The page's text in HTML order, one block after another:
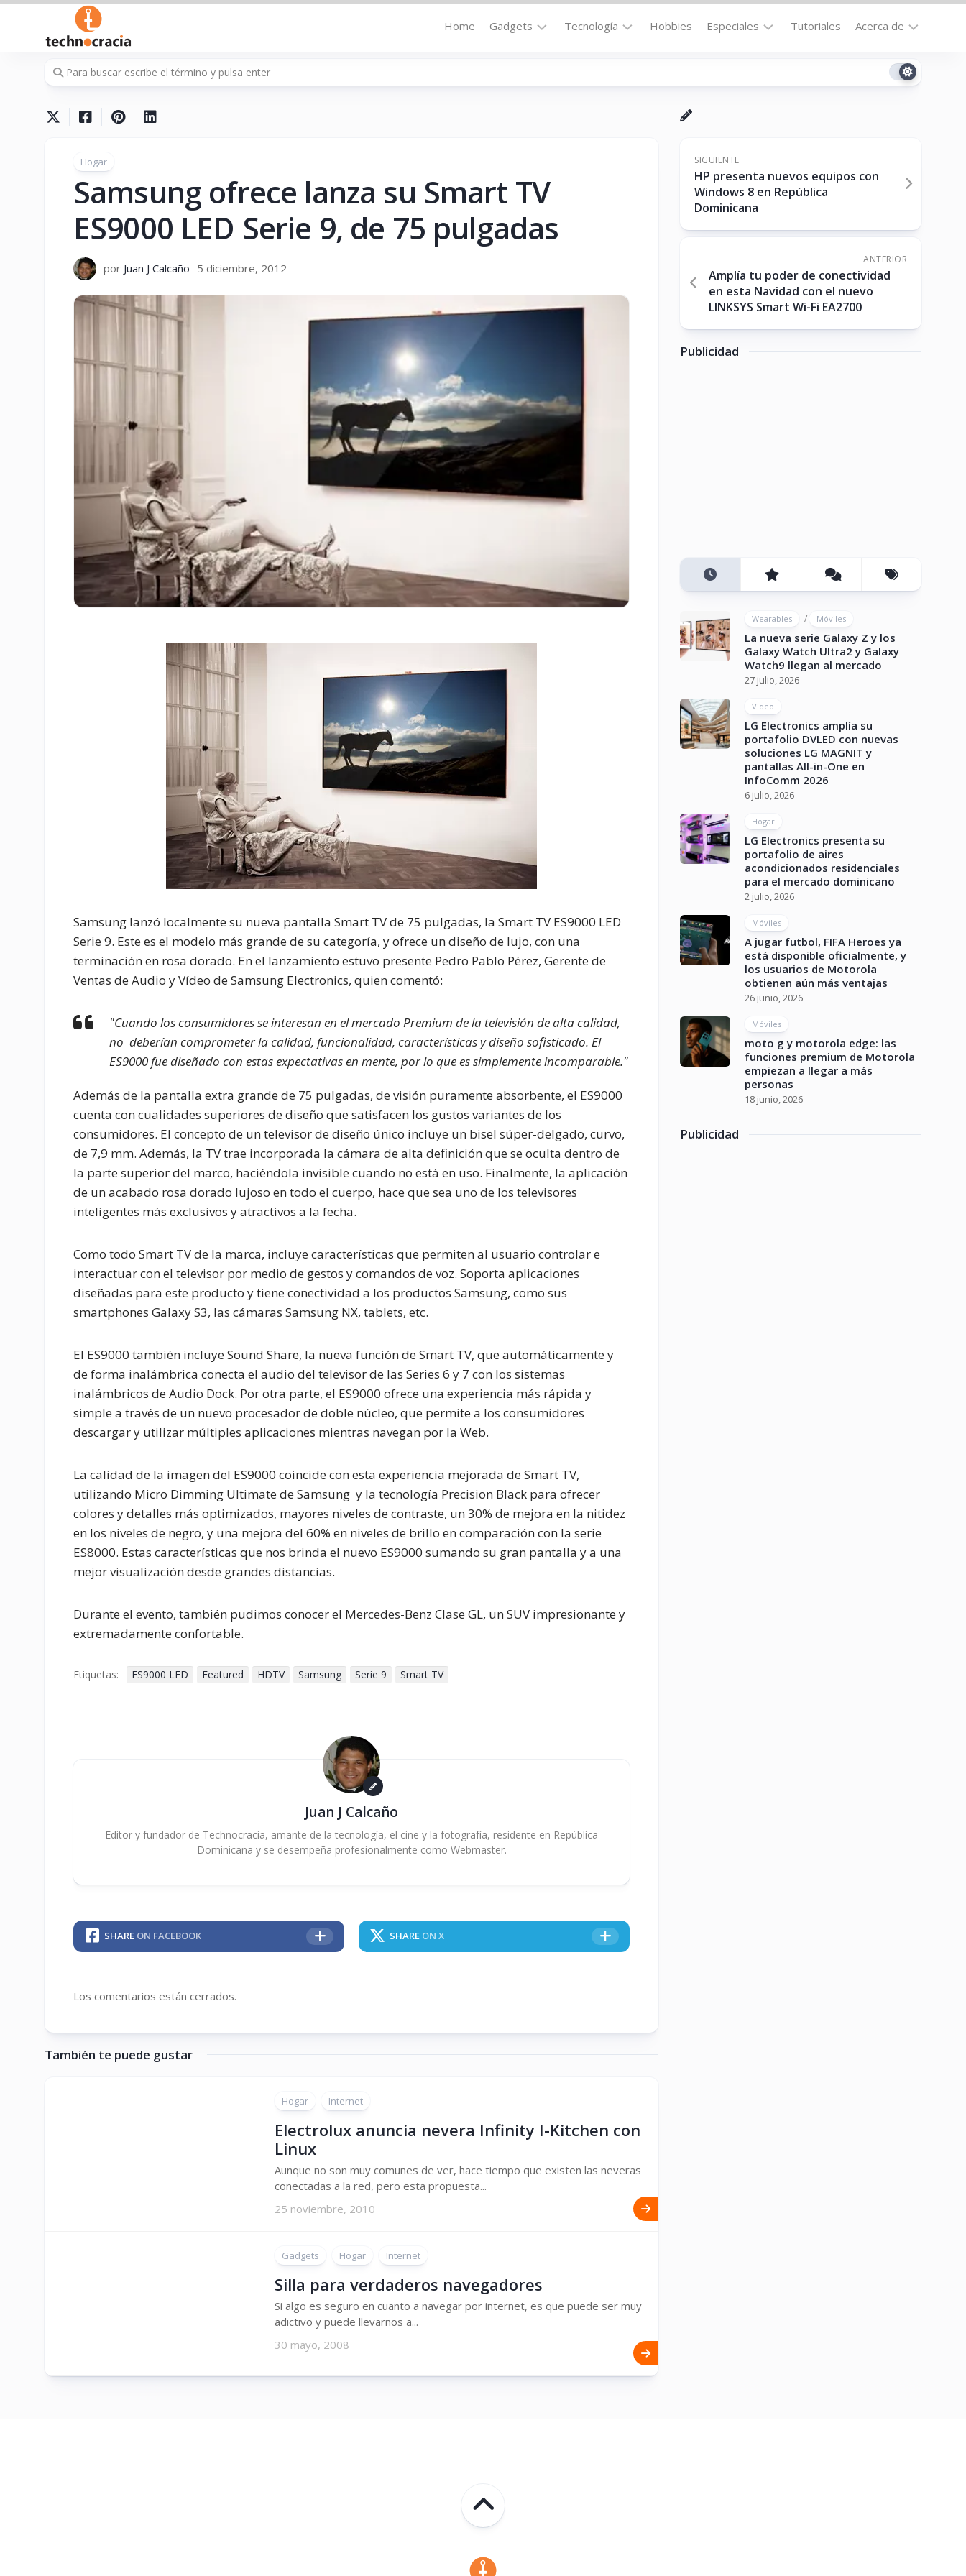
Saltar
contenido
Home Gadgets
Hogar
Portátil
Tecnología
Vídeo
Hobbies Especiales
la
Destacados
Downloads
No-
cat
Tutoriales Acerca de
Contacto
Cookie
Hogar
Samsung ofrece lanza su Smart TV
ES9000 LED Serie 9, de 75 pulgadas
por Juan J Calcaño 5 diciembre, 2012
Samsung lanzó localmente su nueva pantalla Smart TV de 75 pulgadas, la Smart TV ES9000 LED
Serie 9. Este es el modelo más grande de su categoría, y ofrece un diseño de lujo, con una
terminación en rosa dorado. En el lanzamiento estuvo presente Pedro Pablo Pérez, Gerente de
Ventas de Audio y Vídeo de Samsung Electronics, quien comentó:
"Cuando los consumidores se interesan en el mercado Premium de la televisión de alta calidad,
no deberían comprometer la calidad, funcionalidad, características y diseño sofisticado. El
ES9000 fue diseñado con estas expectativas en mente, por lo que es simplemente incomparable."
Además de la pantalla extra grande de 75 pulgadas, de visión puramente absorbente, el ES9000
cuenta con cualidades superiores de diseño que satisfacen los gustos variantes de los
consumidores. El concepto de un televisor de diseño único incluye un bisel súper-delgado, curvo,
de 7,9 mm. Además, la TV trae incorporada la cámara de alta definición que se oculta dentro de
la parte superior del marco, haciéndola invisible cuando no está en uso. Finalmente, la aplicación
de un acabado rosa dorado lujoso en todo el cuerpo, hace que sea uno de los televisores
inteligentes más exclusivos y atractivos a la fecha.
Como todo Smart TV de la marca, incluye características que permiten al usuario controlar e
interactuar con el televisor por medio de gestos y comandos de voz. Soporta aplicaciones
diseñadas para este producto y tiene conectividad a los productos Samsung, como sus
smartphones Galaxy S3, las cámaras Samsung NX, tablets, etc.
El ES9000 también incluye Sound Share, la nueva función de Smart TV, que automáticamente y
de forma inalámbrica conecta el audio del televisor de las Series 6 y 7 con los sistemas
inalámbricos de Audio Dock. Por otra parte, el ES9000 ofrece una experiencia más rápida y
simple a través de un nuevo procesador de doble núcleo, que permite a los consumidores
descargar y utilizar múltiples aplicaciones mientras navegan por la Web.
La calidad de la imagen del ES9000 coincide con esta experiencia mejorada de Smart TV,
utilizando Micro Dimming Ultimate de Samsung y la tecnología Precision Black para ofrecer
colores y detalles más optimizados, mayores niveles de contraste, un 30% de mejora en la nitidez
en los niveles de negro, y una mejora del 60% en niveles de brillo en comparación con la serie
ES8000. Estas características que nos brinda el nuevo ES9000 sumando su gran pantalla y a una
mejor visualización desde grandes distancias.
Durante el evento, también pudimos conocer el Mercedes-Benz Clase GL, un SUV impresionante y
extremadamente confortable.
Etiquetas: ES9000 LED Featured HDTV Samsung Serie 9 Smart TV
Juan J Calcaño
Editor y fundador de Technocracia, amante de la tecnología, el cine y la fotografía, residente en República
Dominicana y se desempeña profesionalmente como Webmaster.
SHARE ON FACEBOOK SHARE ON X
Los comentarios están cerrados.
También te puede gustar
Hogar Internet
Electrolux anuncia nevera Infinity I-Kitchen con
Linux
Aunque no son muy comunes de ver, hace tiempo que existen las neveras
conectadas a la red, pero esta propuesta...
25 noviembre, 2010
Gadgets Hogar Internet
Silla para verdaderos navegadores
Si algo es seguro en cuanto a navegar por internet, es que puede ser muy
adictivo y puede llevarnos a...
30 mayo, 2008
SIGUIENTE
HP presenta nuevos equipos con
Windows 8 en República
Dominicana
ANTERIOR
Amplía tu poder de conectividad
en esta Navidad con el nuevo
LINKSYS Smart Wi-Fi EA2700
Publicidad
Wearables / Móviles
La nueva serie Galaxy Z y los
Galaxy Watch Ultra2 y Galaxy
Watch9 llegan al mercado
27 julio, 2026
Vídeo
LG Electronics amplía su
portafolio DVLED con nuevas
soluciones LG MAGNIT y
pantallas All-in-One en
InfoComm 2026
6 julio, 2026
Hogar
LG Electronics presenta su
portafolio de aires
acondicionados residenciales
para el mercado dominicano
2 julio, 2026
Móviles
A jugar futbol, FIFA Heroes ya
está disponible oficialmente, y
los usuarios de Motorola
obtienen aún más ventajas
26 junio, 2026
Móviles
moto g y motorola edge: las
funciones premium de Motorola
empiezan a llegar a más
personas
18 junio, 2026
Publicidad